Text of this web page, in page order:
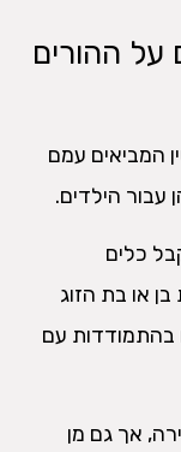
על ההורים
המביאים עמם
עבור הילדים.
כלים
או בת הזוג
בהתמודדות עם
אך גם מן